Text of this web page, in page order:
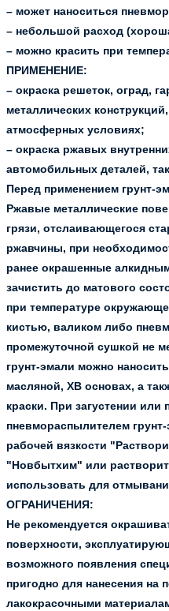
– может наноситься
– небольшой расход
– можно красить при
ПРИМЕНЕНИЕ:
– окраска решеток, оград,
металлических
атмосферных условиях;
– окраска ржавых
автомобильных деталей,
Перед применением грунт-
Ржавые металлические
грязи, отслаивающегося
ржавчины, при
ранее окрашенные
зачистить до матового
при температуре
кистью, валиком либо
промежуточной сушкой не
грунт-эмали можно
масляной, ХВ основах, а
краски. При загустении или
пневмораспылителем
рабочей вязкости
"Новбытхим" или
использовать для
ОГРАНИЧЕНИЯ:
Не рекомендуется
поверхности,
возможного появления
пригодно для нанесения на
лакокрасочными